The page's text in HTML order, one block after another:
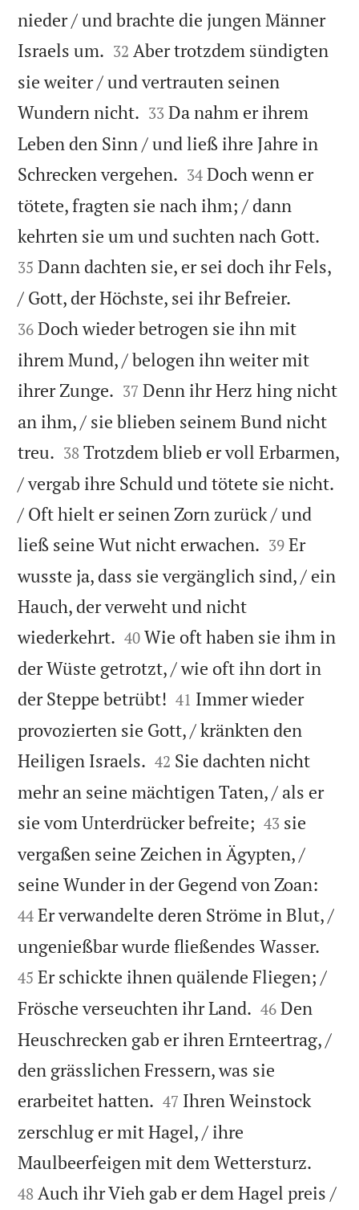
nieder / und brachte die jungen Männer
Israels um. 

32 Aber trotzdem sündigten
sie weiter / und vertrauten seinen
Wundern nicht. 

33 Da nahm er ihrem
Leben den Sinn / und ließ ihre Jahre in
Schrecken vergehen. 

34 Doch wenn er
tötete, fragten sie nach ihm; / dann
kehrten sie um und suchten nach Gott.
35 Dann dachten sie, er sei doch ihr Fels,
/ Gott, der Höchste, sei ihr Befreier.
36 Doch wieder betrogen sie ihn mit
ihrem Mund, / belogen ihn weiter mit
ihrer Zunge. 

37 Denn ihr Herz hing nicht
an ihm, / sie blieben seinem Bund nicht
treu. 

38 Trotzdem blieb er voll Erbarmen,
/ vergab ihre Schuld und tötete sie nicht.
/ Oft hielt er seinen Zorn zurück / und
ließ seine Wut nicht erwachen. 

39 Er
wusste ja, dass sie vergänglich sind, / ein
Hauch, der verweht und nicht
wiederkehrt. 

40 Wie oft haben sie ihm in
der Wüste getrotzt, / wie oft ihn dort in
der Steppe betrübt! 

41 Immer wieder
provozierten sie Gott, / kränkten den
Heiligen Israels. 

42 Sie dachten nicht
mehr an seine mächtigen Taten, / als er
sie vom Unterdrücker befreite; 

43 sie
vergaßen seine Zeichen in Ägypten, /
seine Wunder in der Gegend von Zoan:
44 Er verwandelte deren Ströme in Blut, /
ungenießbar wurde fließendes Wasser.
45 Er schickte ihnen quälende Fliegen; /
Frösche verseuchten ihr Land. 

46 Den
Heuschrecken gab er ihren Ernteertrag, /
den grässlichen Fressern, was sie
erarbeitet hatten. 

47 Ihren Weinstock
zerschlug er mit Hagel, / ihre
Maulbeerfeigen mit dem Wettersturz.
48 Auch ihr Vieh gab er dem Hagel preis /